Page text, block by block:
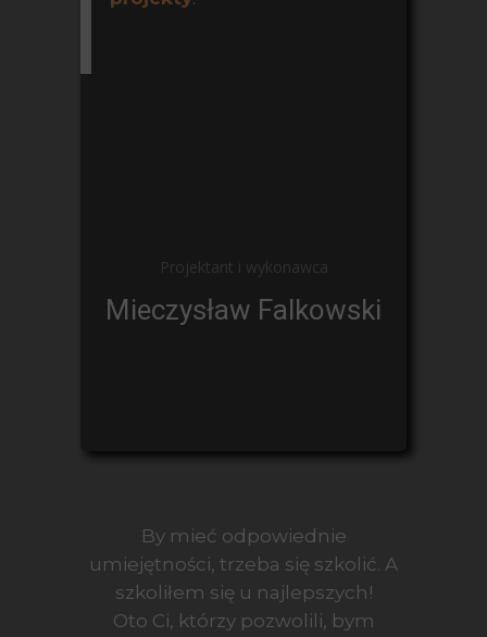
Projektant i wykonawca
Mieczysław Falkowski
By mieć odpowiednie
umiejętności, trzeba się szkolić. A
szkoliłem się u najlepszych!
Oto Ci, którzy pozwolili, bym